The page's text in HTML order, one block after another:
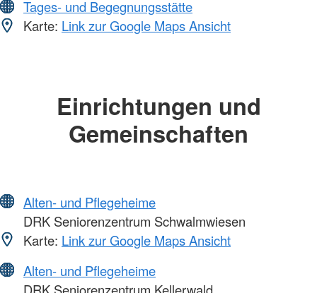
Tages- und Begegnungsstätte
Karte: Link zur Google Maps Ansicht
Einrichtungen und
Gemeinschaften
Alten- und Pflegeheime
DRK Seniorenzentrum Schwalmwiesen
Karte: Link zur Google Maps Ansicht
Alten- und Pflegeheime